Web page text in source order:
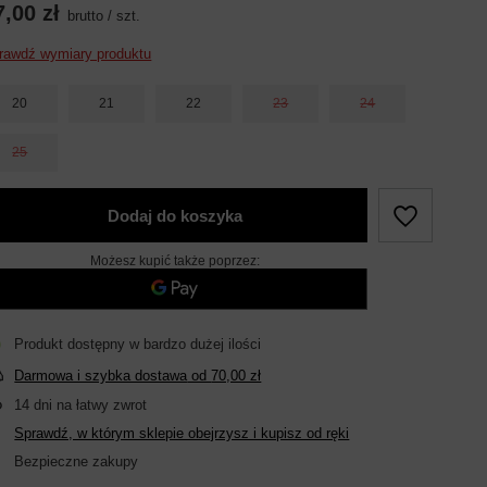
zł brutto /szt.
wymiary produktu
20 21 22 23 24
25
Dodaj do koszyka
Możesz kupić także poprzez:
Produkt dostępny w bardzo dużej ilości
Darmowa i szybka dostawa od70,00 zł
14 dni na łatwy zwrot
Sprawdź, w którym sklepie obejrzysz i kupisz od ręki
Bezpieczne zakupy